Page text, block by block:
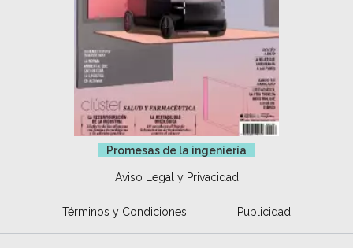
Promesas de la ingeniería
Aviso Legal y Privacidad
Términos y Condiciones Publicidad